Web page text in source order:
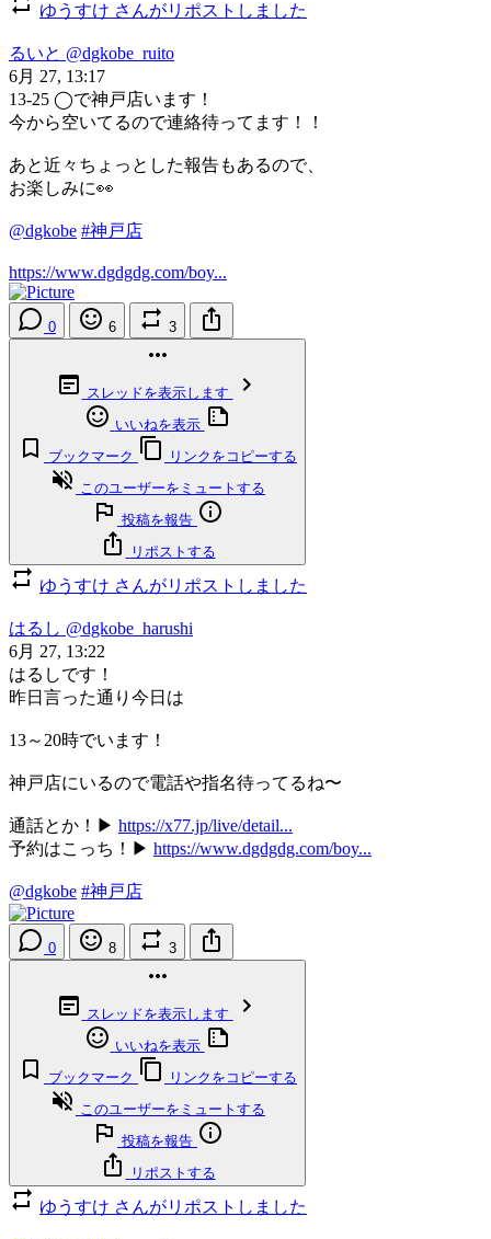
ゆうすけ さんがリポストしました
るいと @dgkobe_ruito
6月 27, 13:17
13-25 ◯で神戸店います！
今から空いてるので連絡待ってます！！
あと近々ちょっとした報告もあるので、
お楽しみに👀
@dgkobe #神戸店
https://www.dgdgdg.com/boy...
0 6 3
スレッドを表示します
いいねを表示
ブックマーク
リンクをコピーする
このユーザーをミュートする
投稿を報告
リポストする
ゆうすけ さんがリポストしました
はるし @dgkobe_harushi
6月 27, 13:22
はるしです！
昨日言った通り今日は
13～20時でいます！
神戸店にいるので電話や指名待ってるね〜
通話とか！▶︎ https://x77.jp/live/detail...
予約はこっち！▶︎ https://www.dgdgdg.com/boy...
@dgkobe #神戸店
0 8 3
スレッドを表示します
いいねを表示
ブックマーク
リンクをコピーする
このユーザーをミュートする
投稿を報告
リポストする
ゆうすけ さんがリポストしました